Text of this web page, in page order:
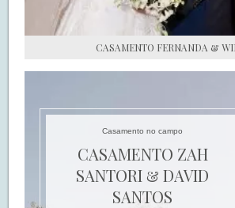
CASAMENTO FERNANDA &
Casamento no campo
CASAMENTO ZAH
SANTORI & DAVID
SANTOS